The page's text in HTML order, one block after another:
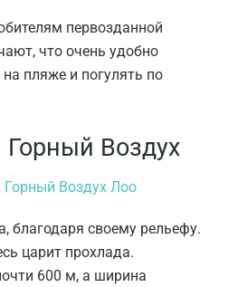
первозданной
что очень удобно
пляже и погулять по
Воздух
благодаря своему рельефу.
царит прохлада.
600 м, а ширина